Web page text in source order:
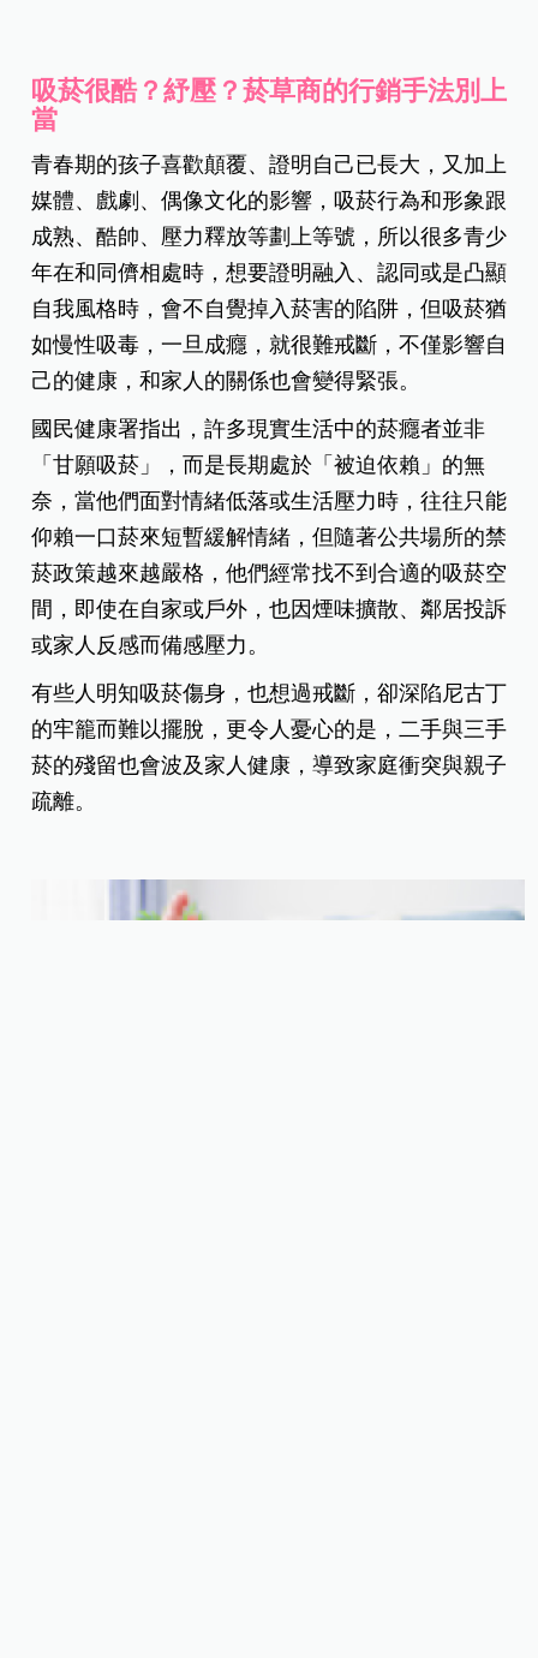
吸菸很酷？紓壓？菸草商的行銷手法別上
當
青春期的孩子喜歡顛覆、證明自己已長大，又加上
媒體、戲劇、偶像文化的影響，吸菸行為和形象跟
成熟、酷帥、壓力釋放等劃上等號，所以很多青少
年在和同儕相處時，想要證明融入、認同或是凸顯
自我風格時，會不自覺掉入菸害的陷阱，但吸菸猶
如慢性吸毒，一旦成癮，就很難戒斷，不僅影響自
己的健康，和家人的關係也會變得緊張。
國民健康署指出，許多現實生活中的菸癮者並非
「甘願吸菸」，而是長期處於「被迫依賴」的無
奈，當他們面對情緒低落或生活壓力時，往往只能
仰賴一口菸來短暫緩解情緒，但隨著公共場所的禁
菸政策越來越嚴格，他們經常找不到合適的吸菸空
間，即使在自家或戶外，也因煙味擴散、鄰居投訴
或家人反感而備感壓力。
有些人明知吸菸傷身，也想過戒斷，卻深陷尼古丁
的牢籠而難以擺脫，更令人憂心的是，二手與三手
菸的殘留也會波及家人健康，導致家庭衝突與親子
疏離。